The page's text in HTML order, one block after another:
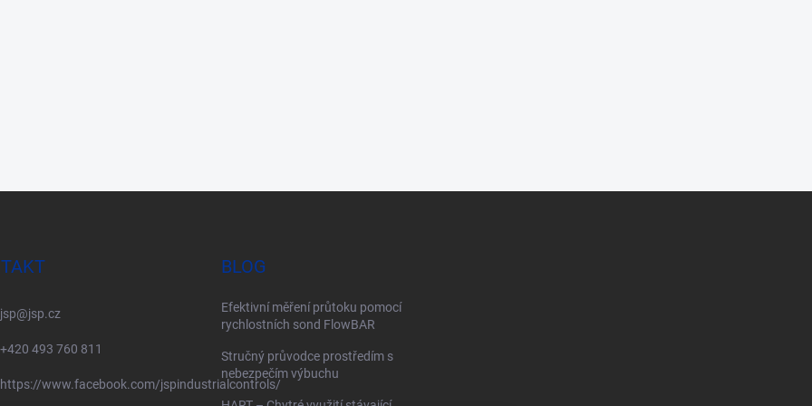
jsp@jsp.cz
+420 493 760 811
https://www.facebook.com/jspindustrialcontrols/
BLOG
Efektivní měření průtoku pomocí
rychlostních sond FlowBAR
Stručný průvodce prostředím s
nebezpečím výbuchu